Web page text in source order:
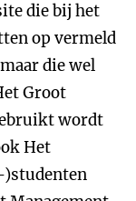
die bij het
op vermeld
die wel
Groot
wordt
Het
)studenten